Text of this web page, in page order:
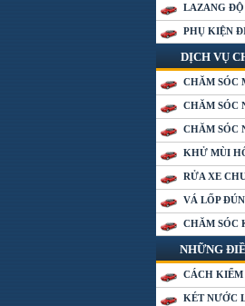
LAZANG ĐỘ
PHỤ KIỆN
DỊCH VỤ
CHĂM SÓC
CHĂM SÓC
CHĂM SÓC
KHỬ MÙI
RỬA XE
VÁ LỐP
CHĂM SÓC
NHỮNG
CÁCH KIỂM
KÉT NƯỚC